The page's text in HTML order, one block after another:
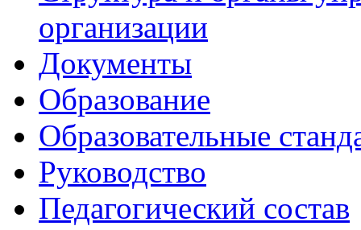
организации
Документы
Образование
Образовательные
Руководство
Педагогический состав